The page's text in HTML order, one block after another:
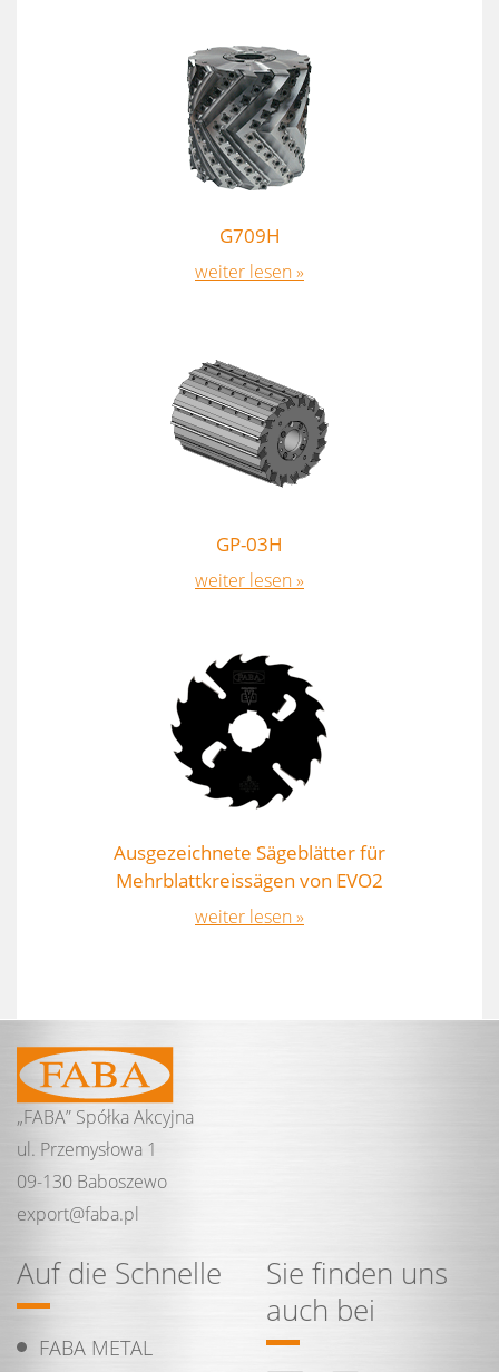
G709H
weiter lesen »
GP-03H
weiter lesen »
Ausgezeichnete Sägeblätter für
Mehrblattkreissägen von EVO2
weiter lesen »
„FABA” Spółka Akcyjna
ul. Przemysłowa 1
09-130 Baboszewo
export@faba.pl
Auf die Schnelle
FABA METAL
Sie finden uns
auch bei